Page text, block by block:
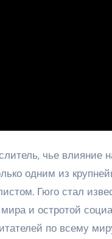
чье влияние
одним из
Гюго стал
и остротой
по всему